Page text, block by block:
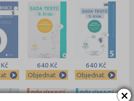
×
640 Kč
Objednat
640 Kč
Objednat